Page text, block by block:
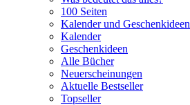
100 Seiten
Kalender und Geschenkideen
Kalender
Geschenkideen
Alle Bücher
Neuerscheinungen
Aktuelle Bestseller
Topseller